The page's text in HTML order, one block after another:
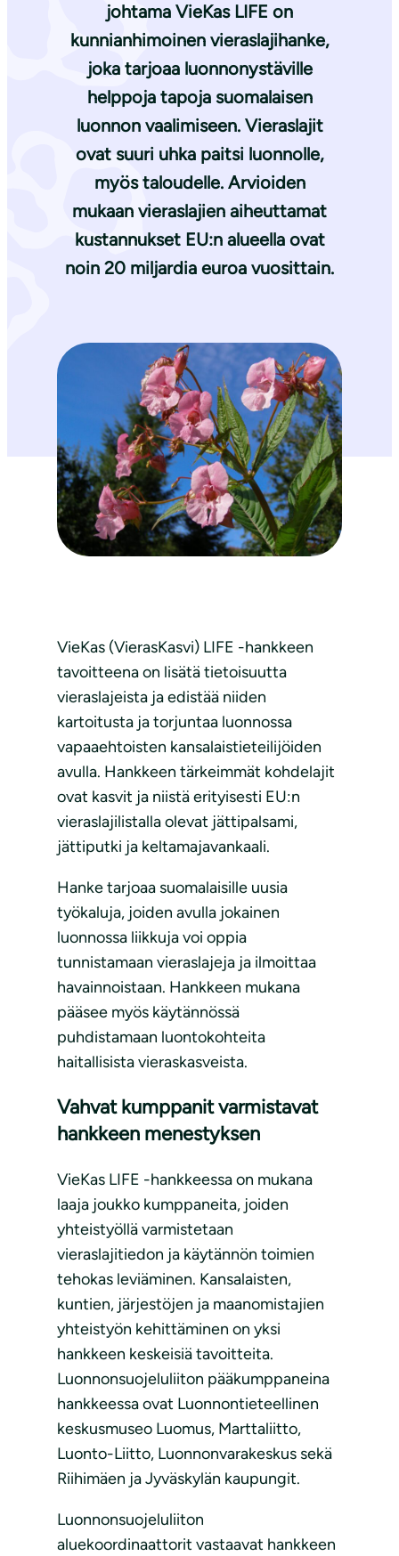
johtama VieKas LIFE on
kunnianhimoinen vieraslajihanke,
joka tarjoaa luonnonystäville
helppoja tapoja suomalaisen
luonnon vaalimiseen. Vieraslajit
ovat suuri uhka paitsi luonnolle,
myös taloudelle. Arvioiden
mukaan vieraslajien aiheuttamat
kustannukset EU:n alueella ovat
noin 20 miljardia euroa vuosittain.
VieKas (VierasKasvi) LIFE -hankkeen
tavoitteena on lisätä tietoisuutta
vieraslajeista ja edistää niiden
kartoitusta ja torjuntaa luonnossa
vapaaehtoisten kansalaistieteilijöiden
avulla. Hankkeen tärkeimmät kohdelajit
ovat kasvit ja niistä erityisesti EU:n
vieraslajilistalla olevat jättipalsami,
jättiputki ja keltamajavankaali.
Hanke tarjoaa suomalaisille uusia
työkaluja, joiden avulla jokainen
luonnossa liikkuja voi oppia
tunnistamaan vieraslajeja ja ilmoittaa
havainnoistaan. Hankkeen mukana
pääsee myös käytännössä
puhdistamaan luontokohteita
haitallisista vieraskasveista.
Vahvat kumppanit varmistavat
hankkeen menestyksen
VieKas LIFE -hankkeessa on mukana
laaja joukko kumppaneita, joiden
yhteistyöllä varmistetaan
vieraslajitiedon ja käytännön toimien
tehokas leviäminen. Kansalaisten,
kuntien, järjestöjen ja maanomistajien
yhteistyön kehittäminen on yksi
hankkeen keskeisiä tavoitteita.
Luonnonsuojeluliiton pääkumppaneina
hankkeessa ovat Luonnontieteellinen
keskusmuseo Luomus, Marttaliitto,
Luonto-Liitto, Luonnonvarakeskus sekä
Riihimäen ja Jyväskylän kaupungit.
Luonnonsuojeluliiton
aluekoordinaattorit vastaavat hankkeen